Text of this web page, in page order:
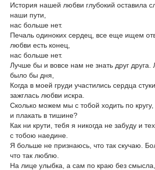
История нашей любви глубокий оставила
наши пути,
нас больше нет.
Печаль одиноких сердец, все еще ищем
любви есть конец,
нас больше нет.
Лучше бы и вовсе нам не знать друг
было бы дня,
Когда в моей груди участились сердца
зажглась любви искра.
Сколько можем мы с тобой ходить по кругу,
и плакать в тишине?
Как ни крути, тебя я никогда не забуду и
с тобою наедине.
Я больше не признаюсь, что так скучаю.
что так люблю.
На лице улыбка, а сам по краю без